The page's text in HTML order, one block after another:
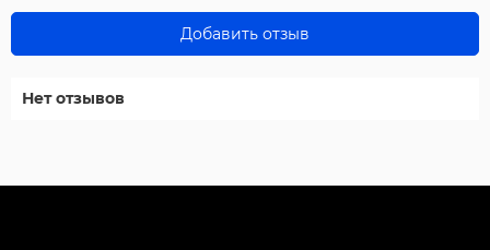
Добавить отзыв
Нет отзывов